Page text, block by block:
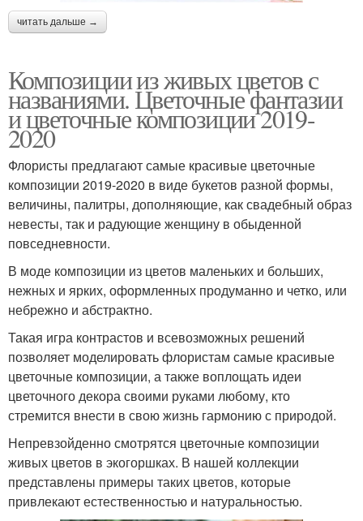
читать дальше →
Композиции из живых цветов с
названиями. Цветочные фантазии
и цветочные композиции 2019-
2020
Флористы предлагают самые красивые цветочные
композиции 2019-2020 в виде букетов разной формы,
величины, палитры, дополняющие, как свадебный образ
невесты, так и радующие женщину в обыденной
повседневности.
В моде композиции из цветов маленьких и больших,
нежных и ярких, оформленных продуманно и четко, или
небрежно и абстрактно.
Такая игра контрастов и всевозможных решений
позволяет моделировать флористам самые красивые
цветочные композиции, а также воплощать идеи
цветочного декора своими руками любому, кто
стремится внести в свою жизнь гармонию с природой.
Непревзойденно смотрятся цветочные композиции
живых цветов в экогоршках. В нашей коллекции
представлены примеры таких цветов, которые
привлекают естественностью и натуральностью.